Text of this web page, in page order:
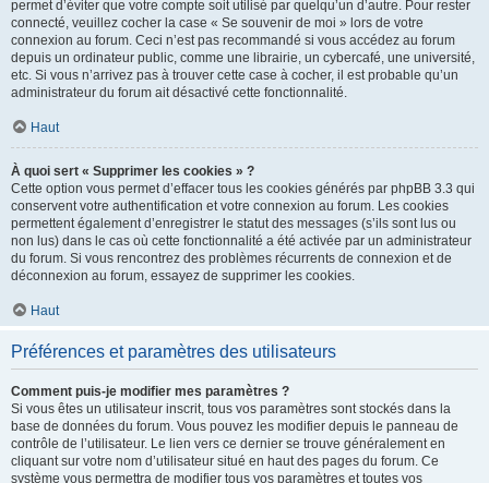
permet d’éviter que votre compte soit utilisé par quelqu’un d’autre. Pour rester
connecté, veuillez cocher la case « Se souvenir de moi » lors de votre
connexion au forum. Ceci n’est pas recommandé si vous accédez au forum
depuis un ordinateur public, comme une librairie, un cybercafé, une université,
etc. Si vous n’arrivez pas à trouver cette case à cocher, il est probable qu’un
administrateur du forum ait désactivé cette fonctionnalité.
Haut
À quoi sert « Supprimer les cookies » ?
Cette option vous permet d’effacer tous les cookies générés par phpBB 3.3 qui
conservent votre authentification et votre connexion au forum. Les cookies
permettent également d’enregistrer le statut des messages (s’ils sont lus ou
non lus) dans le cas où cette fonctionnalité a été activée par un administrateur
du forum. Si vous rencontrez des problèmes récurrents de connexion et de
déconnexion au forum, essayez de supprimer les cookies.
Haut
Préférences et paramètres des utilisateurs
Comment puis-je modifier mes paramètres ?
Si vous êtes un utilisateur inscrit, tous vos paramètres sont stockés dans la
base de données du forum. Vous pouvez les modifier depuis le panneau de
contrôle de l’utilisateur. Le lien vers ce dernier se trouve généralement en
cliquant sur votre nom d’utilisateur situé en haut des pages du forum. Ce
système vous permettra de modifier tous vos paramètres et toutes vos